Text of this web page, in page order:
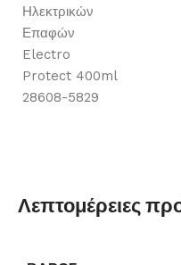
Λεπτομέρειες